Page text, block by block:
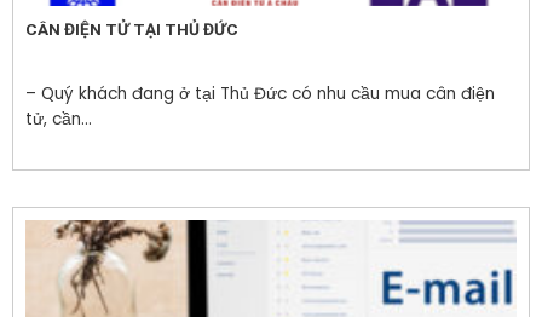
CÂN ĐIỆN TỬ TẠI THỦ ĐỨC
– Quý khách đang ở tại Thủ Đức có nhu cầu mua cân điện
tử, cần...